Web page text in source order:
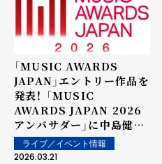
「MUSIC AWARDS
JAPAN」エントリー作品を
発表！ 「MUSIC
AWARDS JAPAN 2026
アンバサダー」に中島健
人、畑芽育が決定
ライブ／イベント情報
2026.03.21